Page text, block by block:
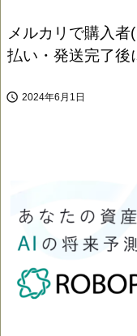
メルカリで購入者
払い・発送完了後
 2024年6月1日